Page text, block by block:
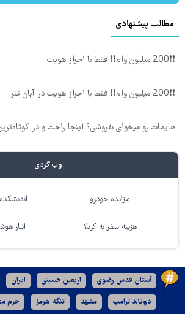
مطالب پیشنهادی
❗❗200 میلیون وام❗❗ فقط با احراز هویت
❗❗200 میلیون وام❗❗ فقط با احراز هویت در آبان تتر
هایمات رو میخوای بفروشی؟ اینجا راحت و در
وب گردی
مزایده خودرو
هزینه سفر به کربلا انبار
آستان قدس رضوی اربعین حسینی ایران
دونالد ترامپ مشهد تنگه هرمز حرم